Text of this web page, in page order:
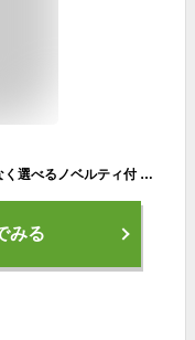
【エントリー&楽天カード最大31倍】 もれなく選べるノベルティ付 Seventeen掲載 コロンビア リュック Columbia Bow Bawl Back 30L Square Back Pack ボックスリュック スクエア バックパック 大容量 B4 A4 軽量 通学 スポーツ メンズ レディース PU8626
みる